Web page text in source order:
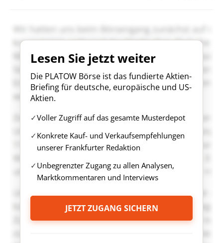
Lesen Sie jetzt weiter
Die PLATOW Börse ist das fundierte Aktien-
Briefing für deutsche, europäische und US-
Aktien.
Voller Zugriff auf das gesamte Musterdepot
Konkrete Kauf- und Verkaufsempfehlungen
unserer Frankfurter Redaktion
Unbegrenzter Zugang zu allen Analysen,
Marktkommentaren und Interviews
JETZT ZUGANG SICHERN